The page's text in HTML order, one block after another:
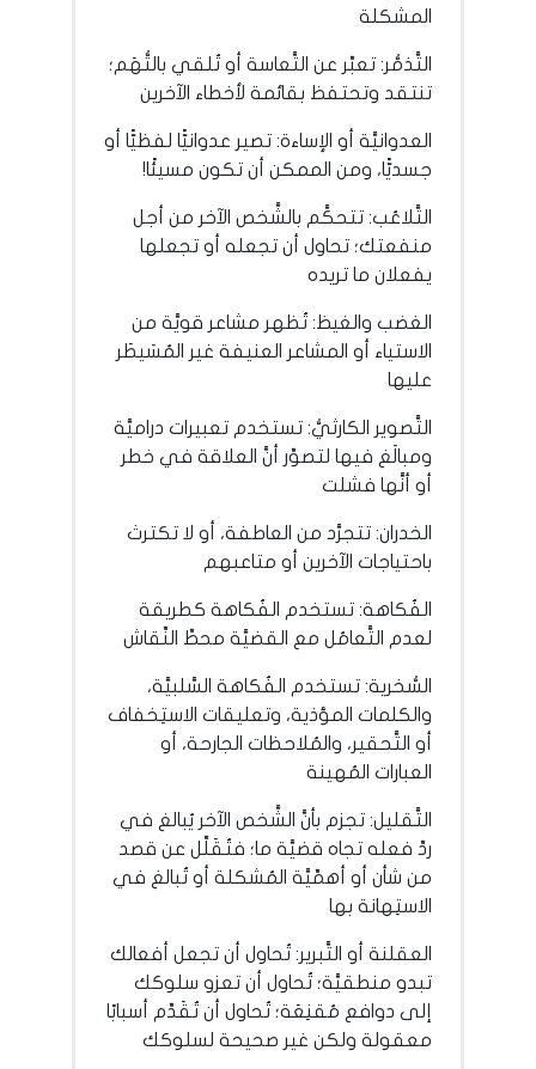
المشكلة
التَّذمُّر: تعبِّر عن التَّعاسة أو تُلقي بالتُّهَم؛
تنتقد وتحتفظ بقائمة لأخطاء الآخرين
العدوانيَّة أو الإساءة: تصير عدوانيًّا لفظيًّا أو
جسديًّا، ومن الممكن أن تكون مسيئًا!
التَّلاعُب: تتحكَّم بالشَّخص الآخر من أجل
منفعتك؛ تحاول أن تجعله أو تجعلها
يفعلان ما تريده
الغضب والغيظ: تُظهر مشاعر قويَّة من
الاستياء أو المشاعر العنيفة غير المُسَيطَر
عليها
التَّصوير الكارثيُّ: تستخدم تعبيرات دراميَّة
ومبالَغ فيها لتصوِّر أنَّ العلاقة في خطر
أو أنَّها فشلت
الخدران: تتجرَّد من العاطفة، أو لا تكترث
باحتياجات الآخرين أو متاعبهم
الفُكاهة: تستخدم الفُكاهة كطريقة
لعدم التَّعامُل مع القضيَّة محطِّ النِّقاش
السُّخرية: تستخدم الفُكاهة السَّلبيَّة،
والكلمات المؤذية، وتعليقات الاستِخفاف
أو التَّحقير، والمُلاحظات الجارحة، أو
العبارات المُهينة
التَّقليل: تجزم بأنَّ الشَّخص الآخر يُبالغ في
ردِّ فعله تجاه قضيَّة ما؛ فتُقَلِّل عن قصد
من شأن أو أهمِّيَّة المُشكلة أو تُبالغ في
الاستِهانة بها
العقلنة أو التَّبرير: تُحاول أن تجعل أفعالك
تبدو منطقيَّة؛ تُحاول أن تعزو سلوكك
إلى دوافع مُقنِعَة؛ تُحاول أن تُقَدِّم أسبابًا
معقولة ولكن غير صحيحة لسلوكك